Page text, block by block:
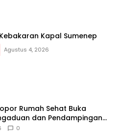
Kapal Sumenep
Agustus 4, 2026
Rumah Sehat Buka
dan Pendampingan
24 Jam
0